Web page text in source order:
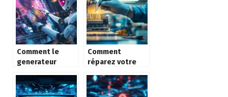
les versions
Comment le
generateur
transforme la
creation visuelle
Comment
réparez votre
panne en
quelques